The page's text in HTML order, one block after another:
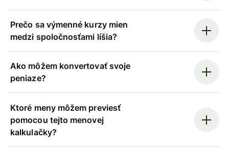
Prečo sa výmenné kurzy mien
medzi spoločnosťami líšia?
Ako môžem konvertovať svoje
peniaze?
Ktoré meny môžem previesť
pomocou tejto menovej
kalkulačky?